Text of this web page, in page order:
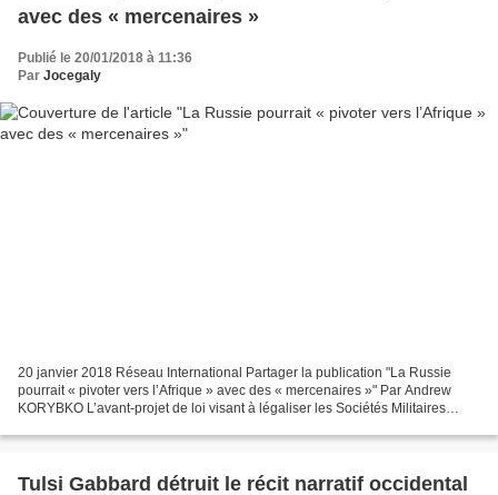
avec des « mercenaires »
Publié le 20/01/2018 à 11:36
Par Jocegaly
20 janvier 2018 Réseau International Partager la publication "La Russie
pourrait « pivoter vers l’Afrique » avec des « mercenaires »" Par Andrew
KORYBKO L’avant-projet de loi visant à légaliser les Sociétés Militaires
Tulsi Gabbard détruit le récit narratif occidental